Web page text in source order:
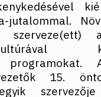
jutalommal.
szerveze(ett)
kultúrával
programokat.
15.